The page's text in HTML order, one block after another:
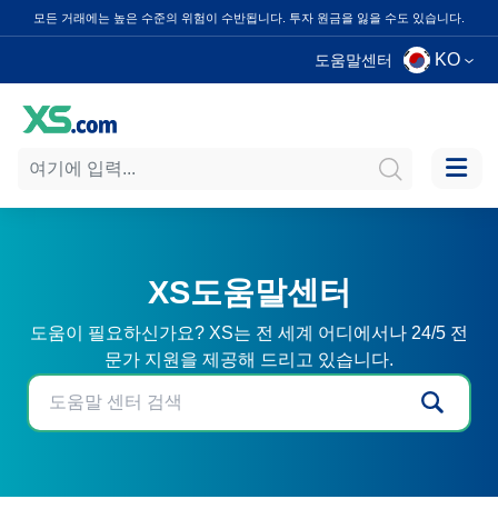
모든 거래에는 높은 수준의 위험이 수반됩니다. 투자 원금을 잃을 수도 있습니다.
도움말센터 KO
XS도움말센터
도움이 필요하신가요? XS는 전 세계 어디에서나 24/5 전
문가 지원을 제공해 드리고 있습니다.